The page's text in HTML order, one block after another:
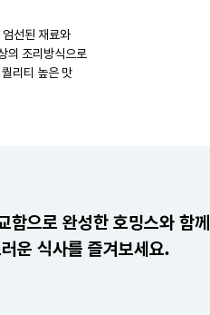
엄선된 재료와
의 조리방식으로
퀄리티 높은 맛
함으로 완성한 호밍스와 함께
운 식사를 즐겨보세요.